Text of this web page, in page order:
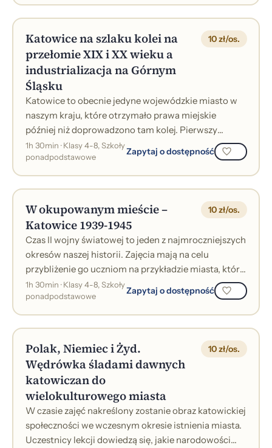
Katowice na szlaku kolei na
przełomie XIX i XX wieku a
industrializacja na Górnym
Śląsku
10 zł/os.
Katowice to obecnie jedyne wojewódzkie miasto w
naszym kraju, które otrzymało prawa miejskie
później niż doprowadzono tam kolej. Pierwszy
pociąg dotarł tu bowiem z Wrocławia w 1846...
1h 30min · Klasy 4-8, Szkoły
ponadpodstawowe
Zapytaj o dostępność
W okupowanym mieście –
Katowice 1939-1945
10 zł/os.
Czas II wojny światowej to jeden z najmroczniejszych
okresów naszej historii. Zajęcia mają na celu
przybliżenie go uczniom na przykładzie miasta, które
jest im znane. Na lekcji prz...
1h 30min · Klasy 4-8, Szkoły
ponadpodstawowe
Zapytaj o dostępność
Polak, Niemiec i Żyd.
Wędrówka śladami dawnych
katowiczan do
wielokulturowego miasta
10 zł/os.
W czasie zajęć nakreślony zostanie obraz katowickiej
społeczności we wczesnym okresie istnienia miasta.
Uczestnicy lekcji dowiedzą się, jakie narodowości